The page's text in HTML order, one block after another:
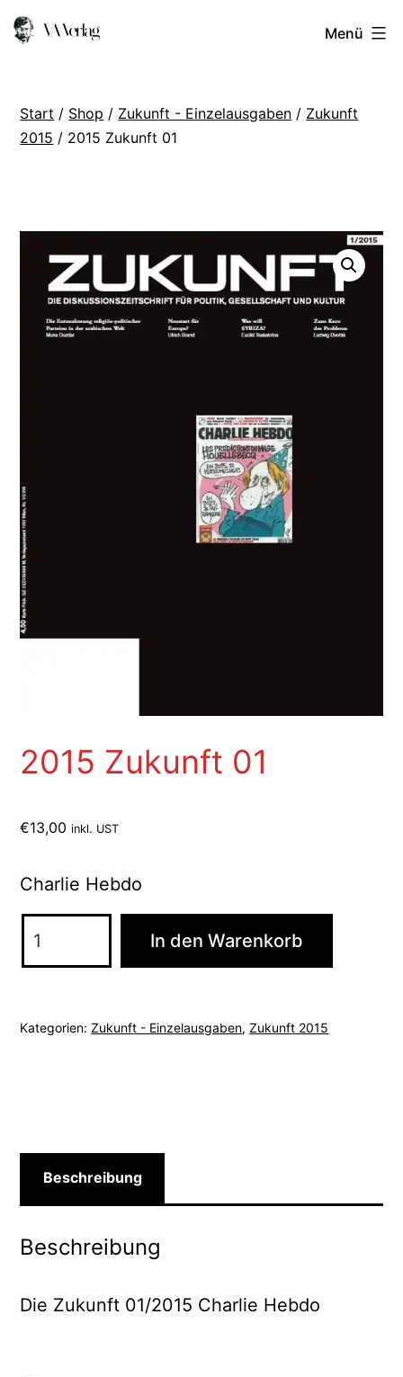
Zum
Inhalt
VA
Menü
Start / Shop / Zukunft - Einzelausgaben / Zukunft
2015 / 2015 Zukunft 01
2015 Zukunft 01
€13,00 inkl. UST
Charlie Hebdo
Zukunft
In den Warenkorb
Kategorien:Zukunft - Einzelausgaben,Zukunft 2015
Beschreibung
Beschreibung
Die Zukunft 01/2015 Charlie Hebdo